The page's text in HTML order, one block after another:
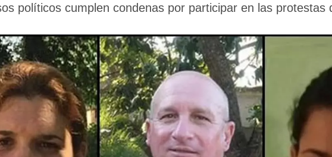
políticos cumplen condenas por participar en las protestas